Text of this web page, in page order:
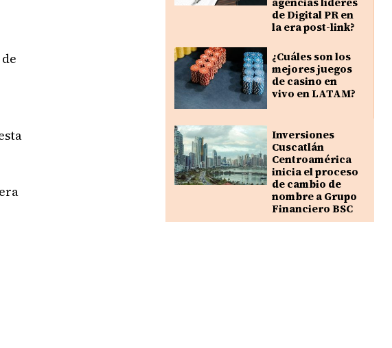
de Digital PR en
la era post-link?
¿Cuáles son los
mejores juegos
de casino en
vivo en LATAM?
Inversiones
Cuscatlán
Centroamérica
inicia el proceso
de cambio de
nombre a Grupo
Financiero BSC